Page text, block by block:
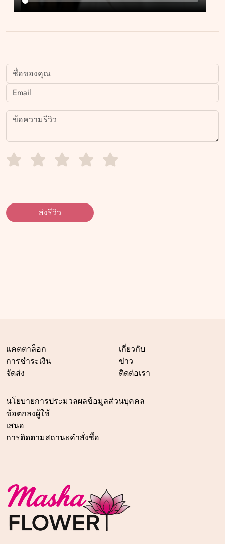
ส่งรีวิว
แคตตาล็อก
การชำระเงิน
จัดส่ง
เกี่ยวกับ
ข่าว
ติดต่อเรา
นโยบายการประมวลผลข้อมูลส่วนบุคคล
ข้อตกลงผู้ใช้
เสนอ
การติดตามสถานะคำสั่งซื้อ